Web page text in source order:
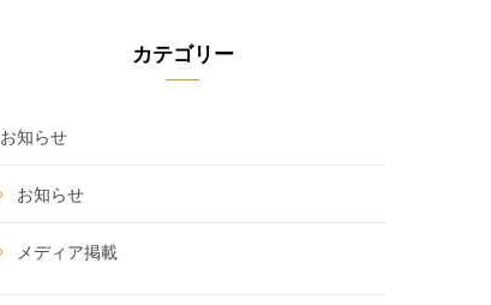
カテゴリー
お知らせ
お知らせ
メディア掲載